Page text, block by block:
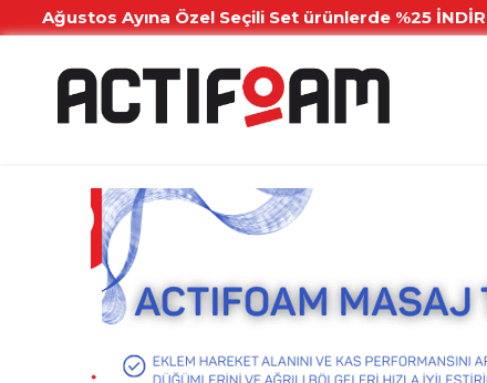
Seçili Set ürünlerde %25 İNDİRİM Ve Tüm